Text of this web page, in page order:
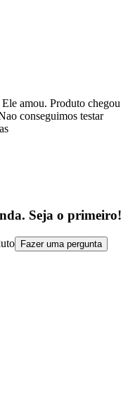
amou. Produto chegou
conseguimos testar
Seja o primeiro!
Fazer uma pergunta